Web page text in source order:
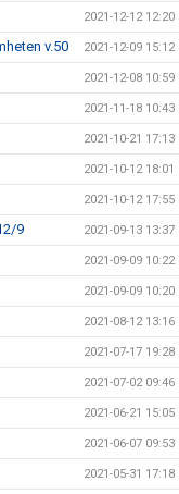
2021-12-12 12:20
v.50 2021-12-09 15:12
2021-12-08 10:59
2021-11-18 10:43
2021-10-21 17:13
2021-10-12 18:01
2021-10-12 17:55
9 2021-09-13 13:37
2021-09-09 10:22
2021-09-09 10:20
2021-08-12 13:16
2021-07-17 19:28
2021-07-02 09:46
2021-06-21 15:05
2021-06-07 09:53
2021-05-31 17:18